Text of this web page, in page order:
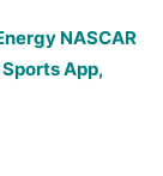
NASCAR
App,